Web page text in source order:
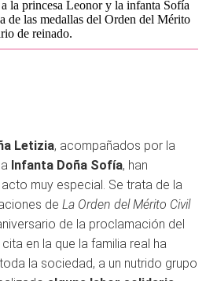
la princesa Leonor y la infanta Sofía
de las medallas del Orden del Mérito
de reinado.
Letizia, acompañados por la
Infanta Doña Sofía, han
muy especial. Se trata de la
de La Orden del Mérito Civil
de la proclamación del
cita en la que la familia real ha
la sociedad, a un nutrido grupo